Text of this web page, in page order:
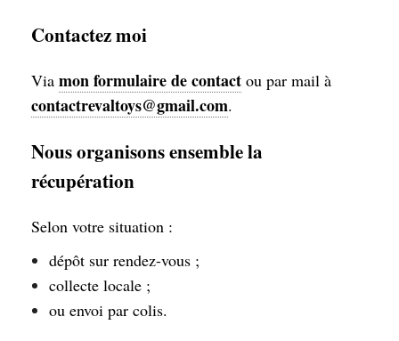
Contactez moi
Via mon formulaire de contact ou par mail à
contactrevaltoys@gmail.com.
Nous organisons ensemble la
récupération
Selon votre situation :
dépôt sur rendez-vous ;
collecte locale ;
ou envoi par colis.